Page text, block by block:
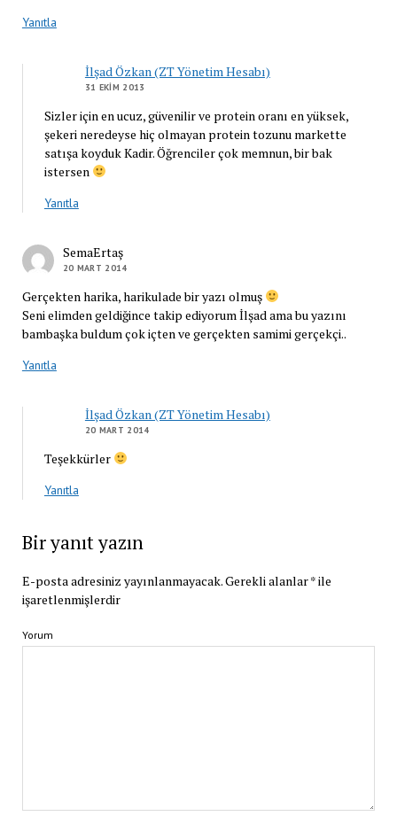
Yanıtla
İlşad Özkan (ZT Yönetim Hesabı)
31 EKIM 2013
Sizler için en ucuz, güvenilir ve protein oranı en yüksek,
şekeri neredeyse hiç olmayan protein tozunu markette
satışa koyduk Kadir. Öğrenciler çok memnun, bir bak
istersen
Yanıtla
SemaErtaş
20 MART 2014
Gerçekten harika, harikulade bir yazı olmuş
Seni elimden geldiğince takip ediyorum İlşad ama bu yazını
bambaşka buldum çok içten ve gerçekten samimi gerçekçi..
Yanıtla
İlşad Özkan (ZT Yönetim Hesabı)
20 MART 2014
Teşekkürler
Yanıtla
Bir yanıt yazın
E-posta adresiniz yayınlanmayacak.Gerekli alanlar*ile
işaretlenmişlerdir
Yorum